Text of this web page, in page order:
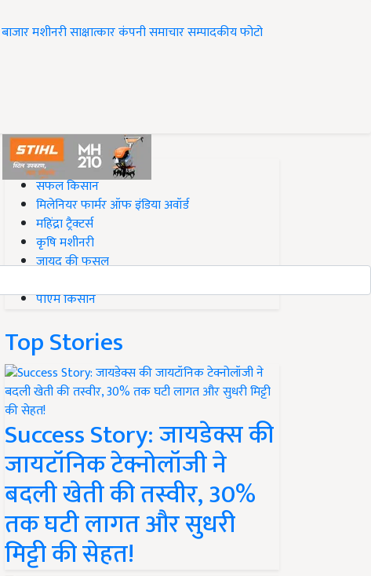
बाजारमशीनरीसाक्षात्कारकंपनी समाचारसम्पादकीयफोटो
#Top on Krishi Jagran
सफल किसान
मिलेनियर फार्मर ऑफ इंडिया अवॉर्ड
महिंद्रा ट्रैक्टर्स
कृषि मशीनरी
जायद की फसल
पीएम किसान
Top Stories
Success Story: जायडेक्स की
जायटॉनिक टेक्नोलॉजी ने
बदली खेती की तस्वीर, 30%
तक घटी लागत और सुधरी
मिट्टी की सेहत!